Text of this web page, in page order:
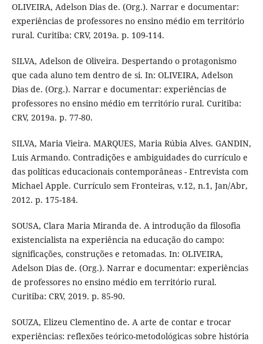
OLIVEIRA, Adelson Dias de. (Org.). Narrar e documentar:
experiências de professores no ensino médio em território
rural. Curitiba: CRV, 2019a. p. 109-114.
SILVA, Adelson de Oliveira. Despertando o protagonismo
que cada aluno tem dentro de si. In: OLIVEIRA, Adelson
Dias de. (Org.). Narrar e documentar: experiências de
professores no ensino médio em território rural. Curitiba:
CRV, 2019a. p. 77-80.
SILVA, Maria Vieira. MARQUES, Maria Rúbia Alves. GANDIN,
Luis Armando. Contradições e ambiguidades do currículo e
das políticas educacionais contemporâneas - Entrevista com
Michael Apple. Currículo sem Fronteiras, v.12, n.1, Jan/Abr,
2012. p. 175-184.
SOUSA, Clara Maria Miranda de. A introdução da filosofia
existencialista na experiência na educação do campo:
significações, construções e retomadas. In: OLIVEIRA,
Adelson Dias de. (Org.). Narrar e documentar: experiências
de professores no ensino médio em território rural.
Curitiba: CRV, 2019. p. 85-90.
SOUZA, Elizeu Clementino de. A arte de contar e trocar
experiências: reflexões teórico-metodológicas sobre história